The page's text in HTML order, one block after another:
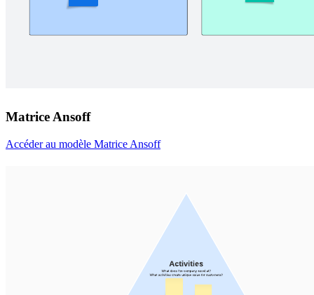
Matrice Ansoff
Accéder au modèle Matrice Ansoff